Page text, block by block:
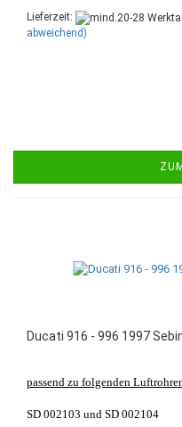
Lieferzeit:
abweichend)
Ducati 916 - 996 1997
passend zu folgenden
SD 002103 und SD 002104